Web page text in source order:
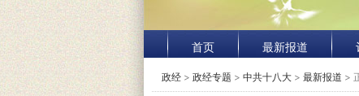
首页 最新报道
政经 > 政经专题 > 中共十八大 > 最新报道 >